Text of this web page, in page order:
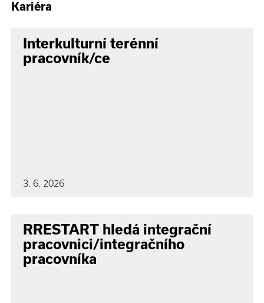
Kariéra
Interkulturní terénní
pracovník/ce
3. 6. 2026
RRESTART hledá integrační
pracovnici/integračního
pracovníka